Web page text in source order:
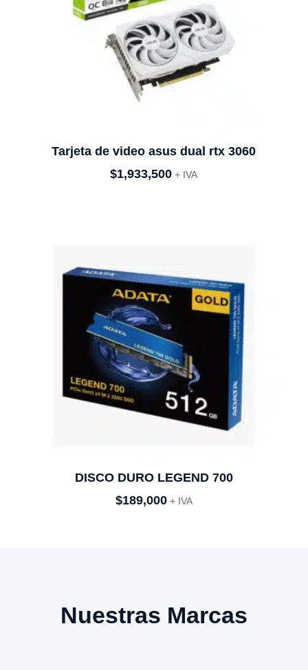
Tarjeta de video asus dual rtx 3060
$1,933,500 + IVA
DISCO DURO LEGEND 700
$189,000 + IVA
Nuestras Marcas